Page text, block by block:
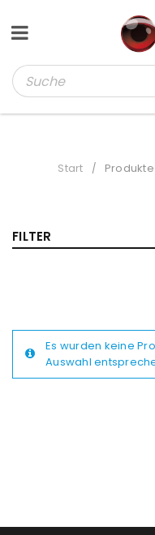
Start /
FILTER
Es wurden keine
Auswahl